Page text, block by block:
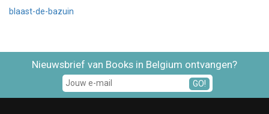
blaast-de-bazuin
Nieuwsbrief van Books in Belgium ontvangen?
GO!